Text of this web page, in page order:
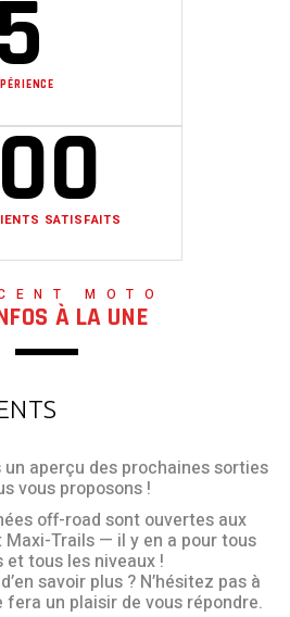
SATISFAITS
MOTO
À LA UNE
aperçu des prochaines sorties
vous proposons !
off-road sont ouvertes aux
Trails — il y en a pour tous
et tous les niveaux !
savoir plus ? N’hésitez pas à
un plaisir de vous répondre.